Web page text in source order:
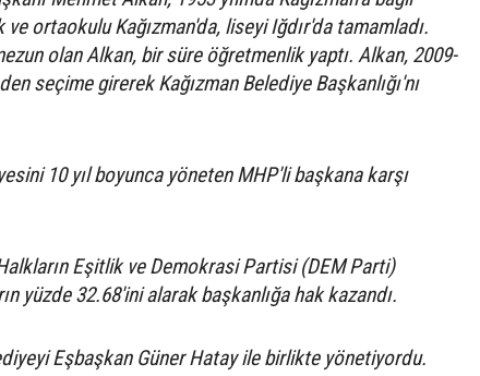
ortaokulu Kağızman'da, liseyi Iğdır'da tamamladı.
olan Alkan, bir süre öğretmenlik yaptı. Alkan, 2009-
seçime girerek Kağızman Belediye Başkanlığı'nı
10 yıl boyunca yöneten MHP'li başkana karşı
Eşitlik ve Demokrasi Partisi (DEM Parti)
yüzde 32.68'ini alarak başkanlığa hak kazandı.
Eşbaşkan Güner Hatay ile birlikte yönetiyordu.